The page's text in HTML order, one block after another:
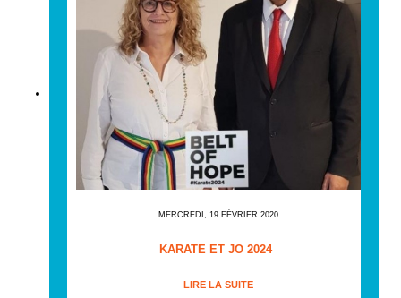
MERCREDI, 19 FÉVRIER 2020
KARATE ET JO 2024
LIRE LA SUITE